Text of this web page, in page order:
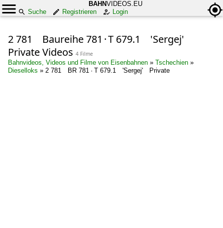
BAHNVIDEOS.EU
Suche
Registrieren Login
2 781 Baureihe 781 · T 679.1 'Sergej'
Private Videos 4 Filme
Bahnvideos, Videos und Filme von Eisenbahnen » Tschechien »
Dieselloks » 2 781 BR 781 · T 679.1 'Sergej' Private